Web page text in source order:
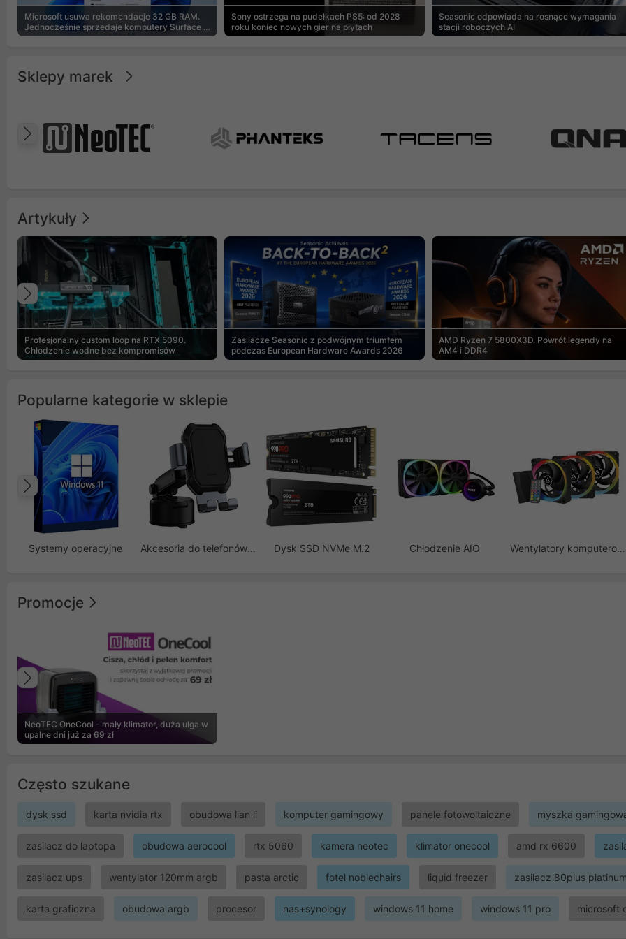
Microsoft usuwa rekomendacje 32 GB RAM.
Jednocześnie sprzedaje komputery Surface z
8 GB
Sony ostrzega na pudełkach PS5: od 2028
roku koniec nowych gier na płytach
Seasonic odpowiada na rosnące wymagania
stacji roboczych AI
Sklepy marek
Poprzedni
Artykuły
Profesjonalny custom loop na RTX 5090.
Chłodzenie wodne bez kompromisów
Zasilacze Seasonic z podwójnym triumfem
podczas European Hardware Awards 2026
AMD Ryzen 7 5800X3D. Powrót legendy na
AM4 i DDR4
Poprzedni
Popularne kategorie w sklepie
Systemy operacyjne Akcesoria do telefonów GSM Dysk SSD NVMe M.2 Chłodzenie AIO Wentylatory komputerowe
Poprzedni
Promocje
NeoTEC OneCool - mały klimator, duża ulga w
upalne dni już za 69 zł
Poprzedni
Często szukane
dysk ssd karta nvidia rtx obudowa lian li komputer gamingowy panele fotowoltaiczne myszka
zasilacz do laptopa obudowa aerocool rtx 5060 kamera neotec klimator onecool amd rx 6600
zasilacz ups wentylator 120mm argb pasta arctic fotel noblechairs liquid freezer zasilacz 80plus platinum
karta graficzna obudowa argb procesor nas+synology windows 11 home windows 11 pro microsoft